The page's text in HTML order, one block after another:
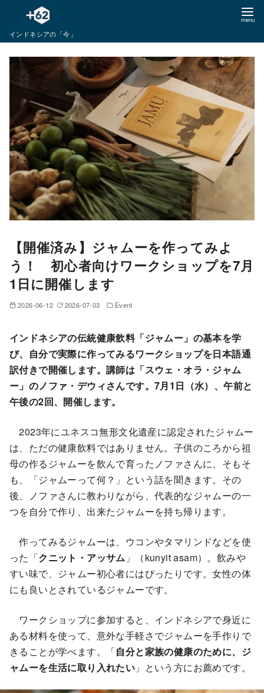
テインドネシアの「今」
【開催済み】ジャムーを作ってみよ
う！ 初心者向けワークショップを7月
1日に開催します
2026-06-12 2026-07-03 Event
インドネシアの伝統健康飲料「ジャムー」の基本を学
び、自分で実際に作ってみるワークショップを日本語通
訳付きで開催します。講師は「スウェ・オラ・ジャム
ー」のノファ・デウィさんです。7月1日（水）、午前と
午後の2回、開催します。
2023年にユネスコ無形文化遺産に認定されたジャムー
は、ただの健康飲料ではありません。子供のころから祖
母の作るジャムーを飲んで育ったノファさんに、そもそ
も、「ジャムーって何？」という話を聞きます。その
後、ノファさんに教わりながら、代表的なジャムーの一
つを自分で作り、出来たジャムーを持ち帰ります。
作ってみるジャムーは、ウコンやタマリンドなどを使
った「クニット・アッサム 」（kunyit asam）。飲みや
すい味で、ジャムー初心者にはぴったりです。女性の体
にも良いとされているジャムーです。
ワークショップに参加すると、インドネシアで身近に
ある材料を使って、意外な手軽さでジャムーを手作りで
きることが学べます。「自分と家族の健康のために、ジ
ャムーを生活に取り入れたい 」という方にお薦めです。